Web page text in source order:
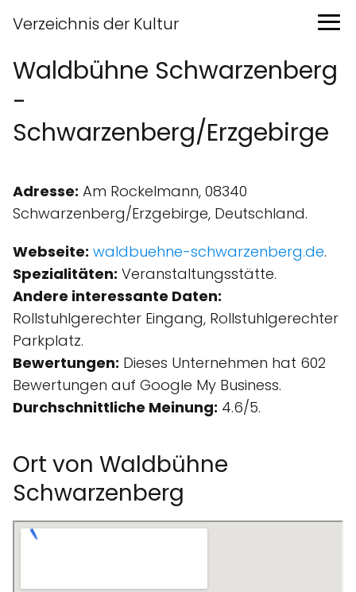
Verzeichnis der Kultur
Waldbühne Schwarzenberg
-
Schwarzenberg/Erzgebirge
Adresse: Am Rockelmann, 08340
Schwarzenberg/Erzgebirge, Deutschland.
Webseite: waldbuehne-schwarzenberg.de.
Spezialitäten: Veranstaltungsstätte.
Andere interessante Daten:
Rollstuhlgerechter Eingang, Rollstuhlgerechter
Parkplatz.
Bewertungen: Dieses Unternehmen hat 602
Bewertungen auf Google My Business.
Durchschnittliche Meinung: 4.6/5.
Ort von Waldbühne
Schwarzenberg